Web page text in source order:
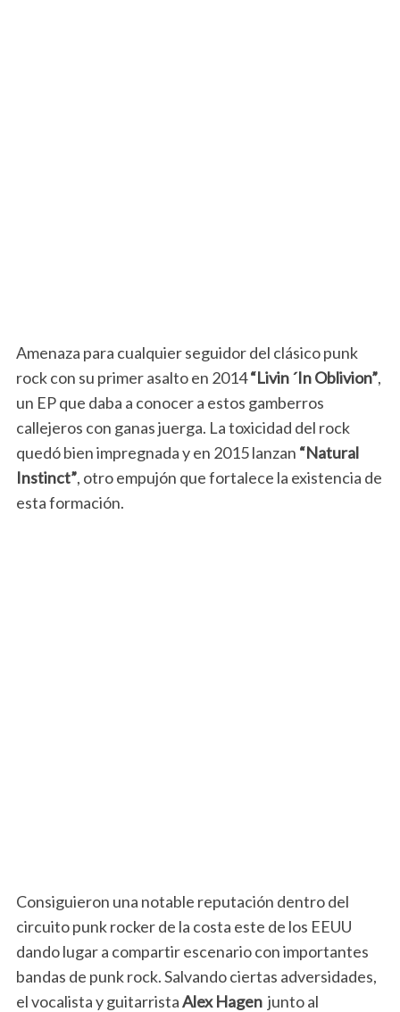
Amenaza para cualquier seguidor del clásico punk
rock con su primer asalto en 2014“Livin ´In Oblivion”,
un EP que daba a conocer a estos gamberros
callejeros con ganas juerga. La toxicidad del rock
quedó bien impregnada y en 2015 lanzan “Natural
Instinct”, otro empujón que fortalece la existencia de
esta formación.
Consiguieron una notable reputación dentro del
circuito punk rocker de la costa este de los EEUU
dando lugar a compartir escenario con importantes
bandas de punk rock. Salvando ciertas adversidades,
el vocalista y guitarristaAlex Hagenjunto al